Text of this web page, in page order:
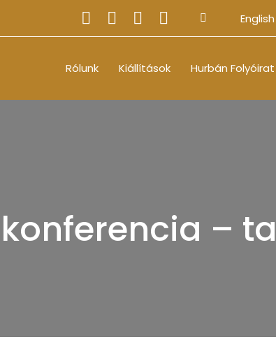
English
Rólunk Kiállítások Hurbán Folyóirat
–